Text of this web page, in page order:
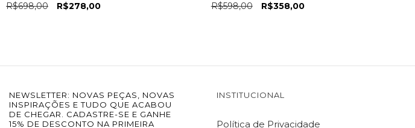
R$698,00 R$278,00 R$598,00 R$358,00
NEWSLETTER: NOVAS PEÇAS, NOVAS
INSPIRAÇÕES E TUDO QUE ACABOU
DE CHEGAR. CADASTRE-SE E GANHE
15% DE DESCONTO NA PRIMEIRA
INSTITUCIONAL
Política de Privacidade